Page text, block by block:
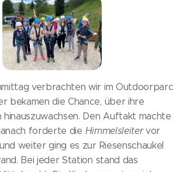
verbrachten wir im Outdoorparc
bekamen die Chance, über ihre
hinauszuwachsen. Den Auftakt machte
forderte die Himmelsleitervor
weiter ging es zur Riesenschaukel
Bei jeder Station stand das